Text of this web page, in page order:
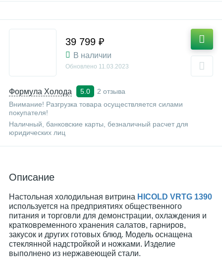
Формула Холода 5.0
2 отзыва
Внимание! Разгрузка товара осуществляется силами
покупателя!
Наличный, банковские карты, безналичный расчет для
юридических лиц
39 799 ₽
В наличии
Обновлено 11.03.2023
Описание
Настольная холодильная витрина HICOLD VRTG 1390
используется на предприятиях общественного
питания и торговли для демонстрации, охлаждения и
кратковременного хранения салатов, гарниров,
закусок и других готовых блюд. Модель оснащена
стеклянной надстройкой и ножками. Изделие
выполнено из нержавеющей стали.